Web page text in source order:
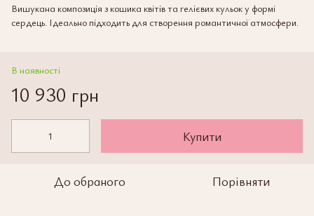
Вишукана композиція з кошика квітів та гелієвих кульок у формі
сердець. Ідеально підходить для створення романтичної атмосфери.
В наявності
10 930 грн
Купити
До обраного Порівняти